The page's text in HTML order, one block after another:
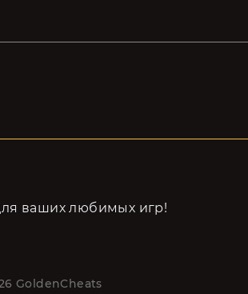
ваших любимых игр!
GoldenCheats